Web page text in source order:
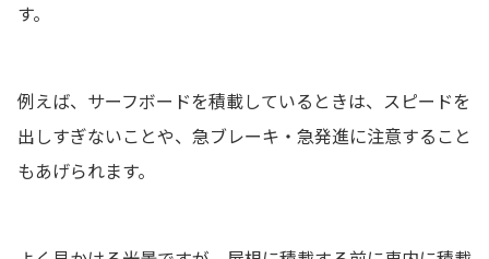
す。
例えば、サーフボードを積載しているときは、スピードを
出しすぎないことや、急ブレーキ・急発進に注意すること
もあげられます。